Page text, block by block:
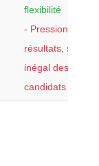
flexibilité
- Pression sur les
résultats, suivi
inégal des
candidats